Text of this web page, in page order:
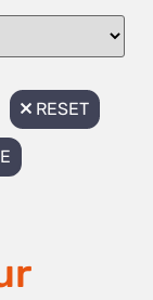
RESET